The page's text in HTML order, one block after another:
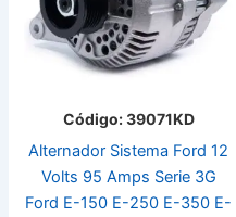
Código: 39071KD
Alternador Sistema Ford 12
Volts 95 Amps Serie 3G
Ford E-150 E-250 E-350 E-